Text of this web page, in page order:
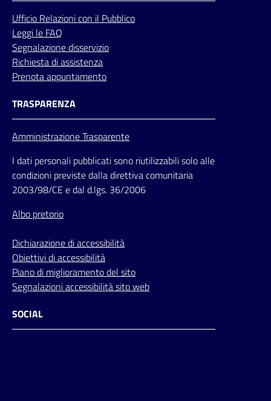
Ufficio Relazionicon il Pubblico
Leggi le FAQ
Segnalazione disservizio
Richiesta di assistenza
Prenota appuntamento
TRASPARENZA
Amministrazione Trasparente
I dati personali pubblicati sono riutilizzabili solo alle
condizioni previste dalla direttiva comunitaria
2003/98/CE e dal d.lgs. 36/2006
Albo pretorio
Dichiarazione di accessibilità
Obiettivi di accessibilità
Piano di miglioramento del sito
Segnalazioni accessibilità sito web
SOCIAL